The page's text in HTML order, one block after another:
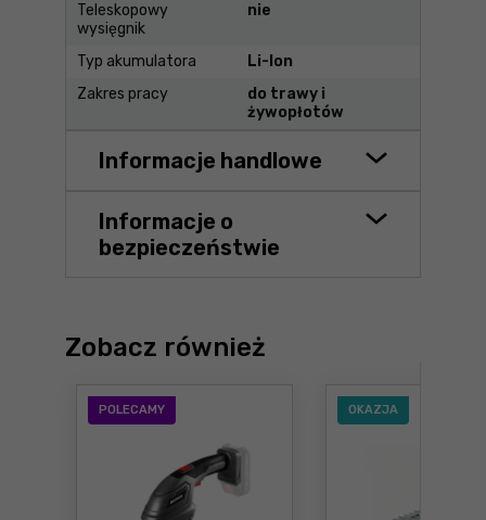
Teleskopowy
wysięgnik
nie
Typ akumulatora
Li-Ion
Zakres pracy
do trawy i
żywopłotów
Informacje handlowe
Informacje o
bezpieczeństwie
Zobacz również
POLECAMY OKAZJA